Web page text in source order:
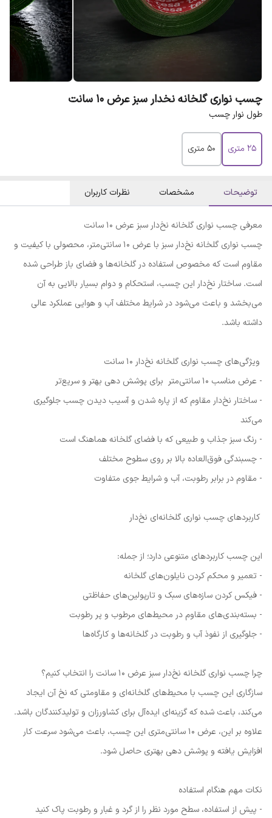
چسب نواری گلخانه نخدار سبز عرض ۱۰ سانت
طول نوار چسب
۲۵ متری ۵۰ متری
توضیحات مشخصات نظرات کاربران
معرفی چسب نواری گلخانه نخ‌دار سبز عرض ۱۰ سانت
چسب نواری گلخانه نخ‌دار سبز با عرض ۱۰ سانتی‌متر، محصولی با کیفیت و
مقاوم است که مخصوص استفاده در گلخانه‌ها و فضای باز طراحی شده
است. ساختار نخ‌دار این چسب، استحکام و دوام بسیار بالایی به آن
می‌بخشد و باعث می‌شود در شرایط مختلف آب و هوایی عملکرد عالی
داشته باشد.
ویژگی‌های چسب نواری گلخانه نخ‌دار ۱۰ سانت
- عرض مناسب ۱۰ سانتی‌متر برای پوشش دهی بهتر و سریع‌تر
- ساختار نخ‌دار مقاوم که از پاره شدن و آسیب دیدن چسب جلوگیری
می‌کند
- رنگ سبز جذاب و طبیعی که با فضای گلخانه هماهنگ است
- چسبندگی فوق‌العاده بالا بر روی سطوح مختلف
- مقاوم در برابر رطوبت، آب و شرایط جوی متفاوت
کاربردهای چسب نواری گلخانه‌ای نخ‌دار
این چسب کاربردهای متنوعی دارد؛ از جمله:
- تعمیر و محکم کردن نایلون‌های گلخانه
- فیکس کردن سازه‌های سبک و تارپولین‌های حفاظتی
- بسته‌بندی‌های مقاوم در محیط‌های مرطوب و پر رطوبت
- جلوگیری از نفوذ آب و رطوبت در گلخانه‌ها و کارگاه‌ها
چرا چسب نواری گلخانه نخ‌دار سبز عرض 10 سانت را انتخاب کنیم؟
سازگاری این چسب با محیط‌های گلخانه‌ای و مقاومتی که نخ آن ایجاد
می‌کند، باعث شده که گزینه‌ای ایده‌آل برای کشاورزان و تولیدکنندگان باشد.
علاوه بر این، عرض ۱۰ سانتی‌متری این چسب، باعث می‌شود سرعت کار
افزایش یافته و پوشش دهی بهتری حاصل شود.
نکات مهم هنگام استفاده
- پیش از استفاده، سطح مورد نظر را از گرد و غبار و رطوبت پاک کنید